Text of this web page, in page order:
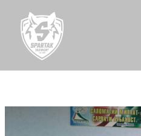
содержимому